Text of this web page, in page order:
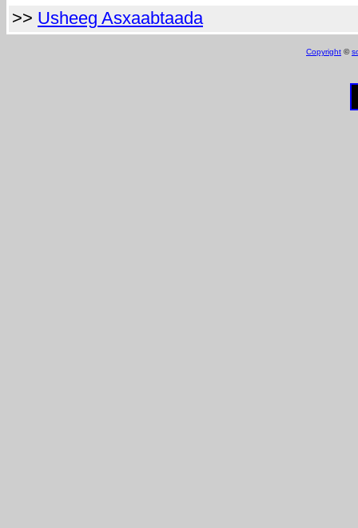
>> Usheeg Asxaabtaada
Copyright ©